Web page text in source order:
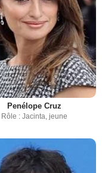
Penélope Cruz
Rôle : Jacinta, jeune